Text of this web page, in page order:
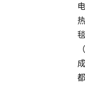
电
热
毯
（
成
都